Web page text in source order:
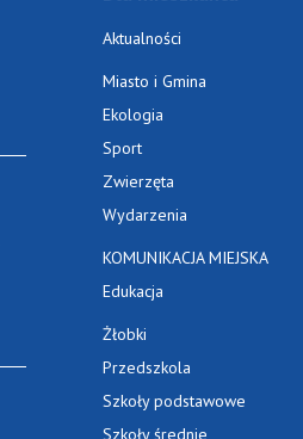
Aktualności
Miasto i Gmina
Ekologia
Sport
Zwierzęta
Wydarzenia
KOMUNIKACJA MIEJSKA
Edukacja
Żłobki
Przedszkola
Szkoły podstawowe
Szkoły średnie